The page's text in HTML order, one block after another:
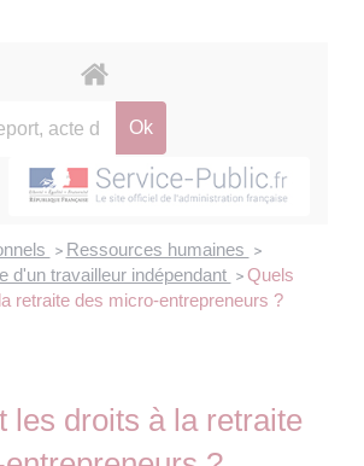
> Ressources humaines >
d'un travailleur indépendant > Quels
retraite des micro-entrepreneurs ?
les droits à la retraite